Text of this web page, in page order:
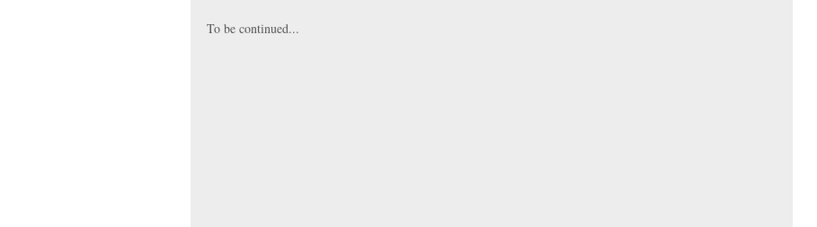
To be continued...